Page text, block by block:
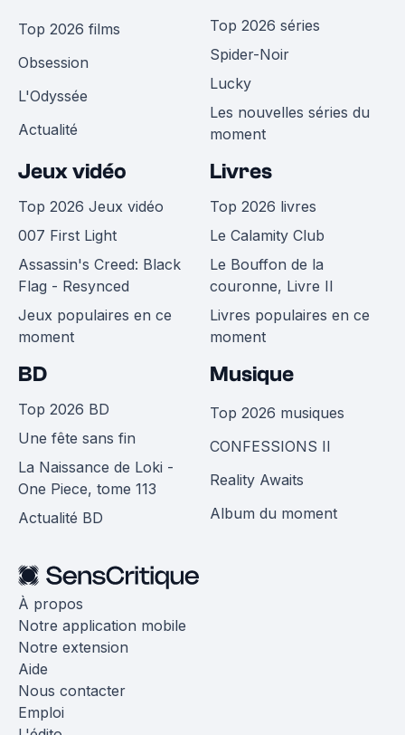
Top 2026 films
Obsession
L'Odyssée
Actualité
Top 2026 séries
Spider-Noir
Lucky
Les nouvelles séries du
moment
Jeux vidéo
Top 2026 Jeux vidéo
007 First Light
Assassin's Creed: Black
Flag - Resynced
Jeux populaires en ce
moment
Livres
Top 2026 livres
Le Calamity Club
Le Bouffon de la
couronne, Livre II
Livres populaires en ce
moment
BD
Top 2026 BD
Une fête sans fin
La Naissance de Loki -
One Piece, tome 113
Actualité BD
Musique
Top 2026 musiques
CONFESSIONS II
Reality Awaits
Album du moment
À propos
Notre application mobile
Notre extension
Aide
Nous contacter
Emploi